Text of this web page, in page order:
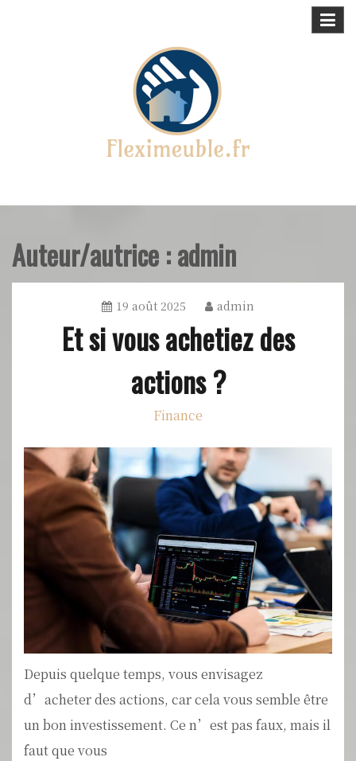
fleximeuble.fr
Maison, meubles & déco !
Auteur/autrice :admin
19 août 2025 admin
Et si vous achetiez des
actions ?
Finance
Depuis quelque temps, vous envisagez
d’acheter des actions, car cela vous semble être
un bon investissement. Ce n’est pas faux, mais il
faut que vous